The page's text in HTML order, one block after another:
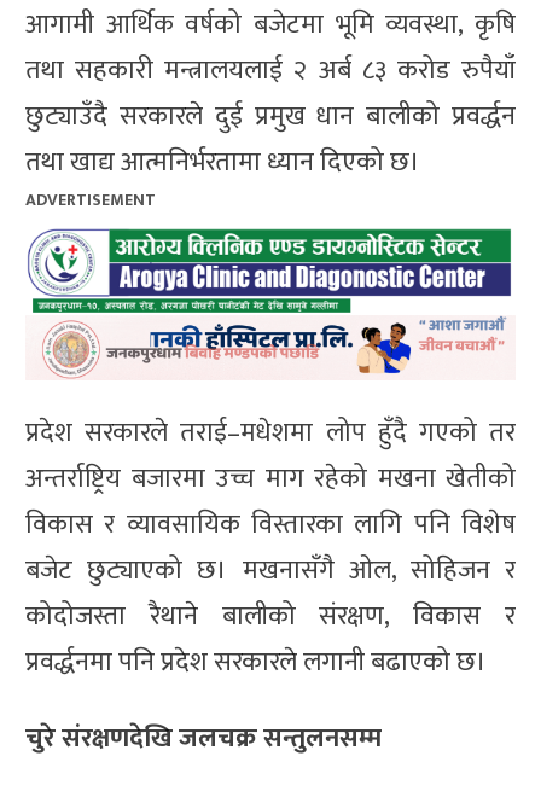
आगामी आर्थिक वर्षको बजेटमा भूमि व्यवस्था, कृषि
तथा सहकारी मन्त्रालयलाई २ अर्ब ८३ करोड रुपैयाँ
छुट्याउँदै सरकारले दुई प्रमुख धान बालीको प्रवर्द्धन
तथा खाद्य आत्मनिर्भरतामा ध्यान दिएको छ।
ADVERTISEMENT
प्रदेश सरकारले तराई–मधेशमा लोप हुँदै गएको तर
अन्तर्राष्ट्रिय बजारमा उच्च माग रहेको मखना खेतीको
विकास र व्यावसायिक विस्तारका लागि पनि विशेष
बजेट छुट्याएको छ। मखनासँगै ओल, सोहिजन र
कोदोजस्ता रैथाने बालीको संरक्षण, विकास र
प्रवर्द्धनमा पनि प्रदेश सरकारले लगानी बढाएको छ।
चुरे संरक्षणदेखि जलचक्र सन्तुलनसम्म